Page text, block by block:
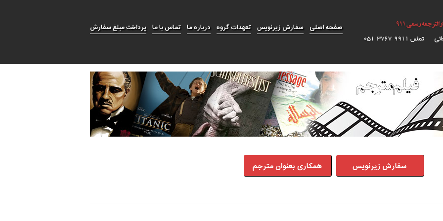
پرداخت مبلغ سفارش تماس با ما درباره ما تعهدات گروه سفارش زیرنویس صفحه اصلی
سفارش زیرنویس همکاری بعنوان مترجم